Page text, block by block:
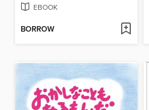
EBOOK
BORROW